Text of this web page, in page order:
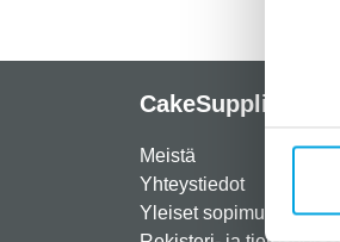
CakeSupplies
Meistä
Yhteystiedot
Yleiset sopimusehdot